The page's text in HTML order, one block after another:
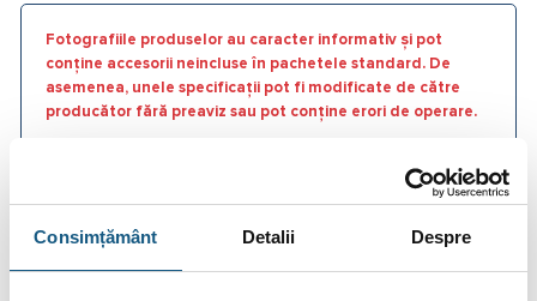
Consimțământ Detalii Despre
Fotografiile produselor au caracter informativ și pot
conține accesorii neincluse în pachetele standard. De
asemenea, unele specificații pot fi modificate de către
producător fără preaviz sau pot conține erori de operare.